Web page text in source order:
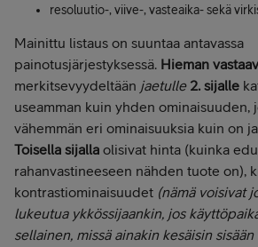
resoluutio-, viive-, vasteaika- sekä
Mainittu listaus on suuntaa antavassa
painotusjärjestyksessä. Hieman
merkitsevyydeltään jaetulle 2. sijalle
useamman kuin yhden ominaisuuden,
vähemmän eri ominaisuuksia kuin on
Toisella sijalla olisivat hinta (kuinka
rahanvastineeseen nähden tuote on),
kontrastiominaisuudet (nämä voisivat
lukeutua ykkössijaankin, jos
sellainen, missä ainakin kesäisin